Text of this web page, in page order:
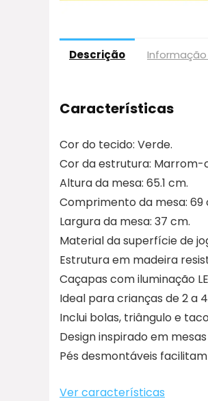
Descrição
Características
Cor do tecido: Verde.
Cor da estrutura: Marrom-
Altura da mesa: 65.1 cm.
Comprimento da mesa: 69
Largura da mesa: 37 cm.
Material da superfície de
Estrutura em madeira
Caçapas com iluminação
Ideal para crianças de 2 a
Inclui bolas, triângulo e
Design inspirado em
Pés desmontáveis
Ver características